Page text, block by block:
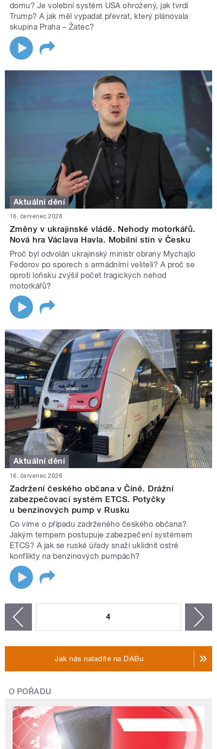
domu? Je volební systém USA ohrožený, jak tvrdí
Trump? A jak měl vypadat převrat, který plánovala
skupina Praha – Žatec?
Aktuální dění
16. červenec 2026
Změny v ukrajinské vládě. Nehody motorkářů.
Nová hra Václava Havla. Mobilní stín v Česku
Proč byl odvolán ukrajinský ministr obrany Mychajlo
Fedorov po sporech s armádními veliteli? A proč se
oproti loňsku zvýšil počet tragických nehod
motorkářů?
Aktuální dění
16. červenec 2026
Zadržení českého občana v Číně. Drážní
zabezpečovací systém ETCS. Potyčky
u benzinových pump v Rusku
Co víme o případu zadrženého českého občana?
Jakým tempem postupuje zabezpečení systémem
ETCS? A jak se ruské úřady snaží uklidnit ostré
konflikty na benzinových pumpách?
4
Jak nás naladíte na DABu
O POŘADU